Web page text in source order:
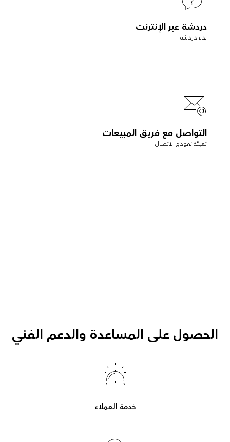
دردشة عبر الإنترنت
بدء دردشة
التواصل مع فريق المبيعات
تعبئة نموذج الاتصال
الحصول على المساعدة والدعم الفني
خدمة العملاء